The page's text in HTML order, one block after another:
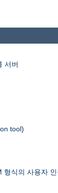
서버
tool)
식의 사용자